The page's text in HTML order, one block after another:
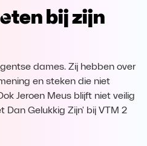
Download
bij zijn
dames. Zij hebben over
en steken die niet
Jeroen Meus blijft niet veilig
Dan Gelukkig Zijn' bij VTM 2